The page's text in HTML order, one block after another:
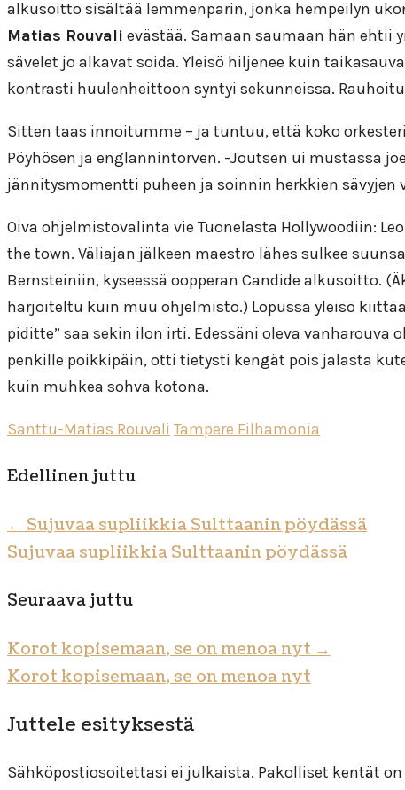
alkusoitto sisältää lemmenparin, jonka hempeilyn
Matias Rouvali evästää. Samaan saumaan hän ehtii
sävelet jo alkavat soida. Yleisö hiljenee kuin
kontrasti huulenheittoon syntyi sekunneissa.
Sitten taas innoitumme – ja tuntuu, että koko
Pöyhösen ja englannintorven. -Joutsen ui mustassa
jännitysmomentti puheen ja soinnin herkkien sävyjen
Oiva ohjelmistovalinta vie Tuonelasta Hollywoodiin:
the town. Väliajan jälkeen maestro lähes sulkee
Bernsteiniin, kyseessä oopperan Candide alkusoitto.
harjoiteltu kuin muu ohjelmisto.) Lopussa yleisö
piditte” saa sekin ilon irti. Edessäni oleva
penkille poikkipäin, otti tietysti kengät pois jalasta
kuin muhkea sohva kotona.
Santtu-Matias Rouvali Tampere Filhamonia
Edellinen juttu
← Sujuvaa supliikkia Sulttaanin pöydässä
Sujuvaa supliikkia Sulttaanin pöydässä
Seuraava juttu
Korot kopisemaan, se on menoa nyt →
Korot kopisemaan, se on menoa nyt
Juttele esityksestä
Sähköpostiosoitettasi ei julkaista. Pakolliset kentät